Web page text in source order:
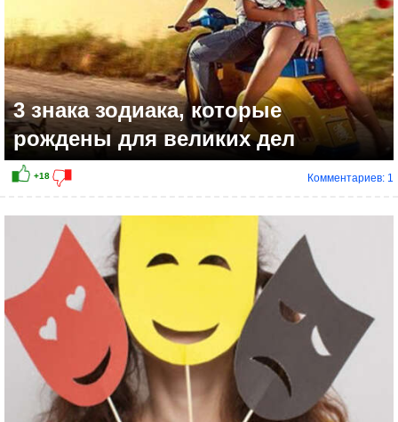
+15
3 знака зодиака, которые
рождены для великих дел
Комментариев: 1